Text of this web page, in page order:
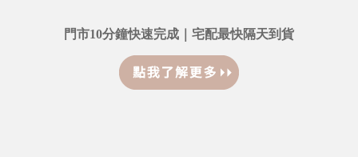
門市10分鐘快速完成｜宅配最快隔天到貨